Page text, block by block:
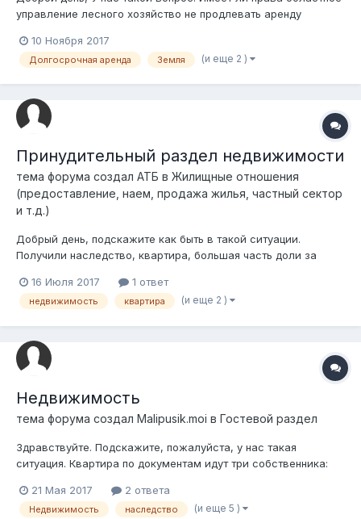
управление лесного хозяйство не продлевать аренду
лесного хозяйство, у нас с этой организацией истек срок
аренды. Нас попросили освободить землю лесного фонда, и
10 Ноября 2017
Долгосрочная аренда Земля (и еще 2 )
Принудительный раздел недвижимости
тема форума создал АТБ в Жилищные отношения
(предоставление, наем, продажа жилья, частный сектор
и т.д.)
Добрый день, подскажите как быть в такой ситуации.
Получили наследство, квартира, большая часть доли за
тюрьме на 12 лет, отсидел только год. При этом он убил
наследодателя. по суду мы его лишили наследства как
16 Июля 2017 1 ответ
недвижимость квартира (и еще 2 )
Недвижимость
тема форума создал Malipusik.moi в Гостевой раздел
Здравствуйте. Подскажите, пожалуйста, у нас такая
ситуация. Квартира по документам идут три собственника:
прописать меня. Бабушка умерла 2012 году, никто и не знал,
что с документами такая проблема и идут три хозяина.
21 Мая 2017 2 ответа
Недвижимость наследство (и еще 5 )